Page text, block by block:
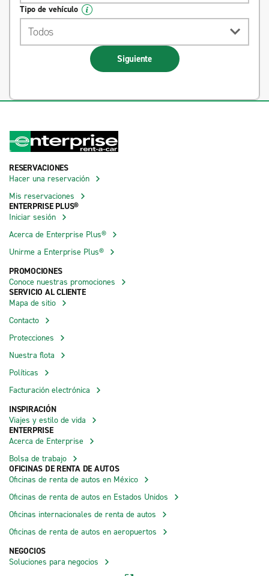
Tipo de vehículo
Todos
Siguiente
RESERVACIONES
Hacer una reservación
Mis reservaciones
ENTERPRISE PLUS®
Iniciar sesión
Acerca de Enterprise Plus®
Unirme a Enterprise Plus®
PROMOCIONES
Conoce nuestras promociones
SERVICIO AL CLIENTE
Mapa de sitio
Contacto
Protecciones
Nuestra flota
Políticas
Facturación electrónica
INSPIRACIÓN
Viajes y estilo de vida
ENTERPRISE
Acerca de Enterprise
Bolsa de trabajo
OFICINAS DE RENTA DE AUTOS
Oficinas de renta de autos en México
Oficinas de renta de autos en Estados Unidos
Oficinas internacionales de renta de autos
Oficinas de renta de autos en aeropuertos
NEGOCIOS
Soluciones para negocios